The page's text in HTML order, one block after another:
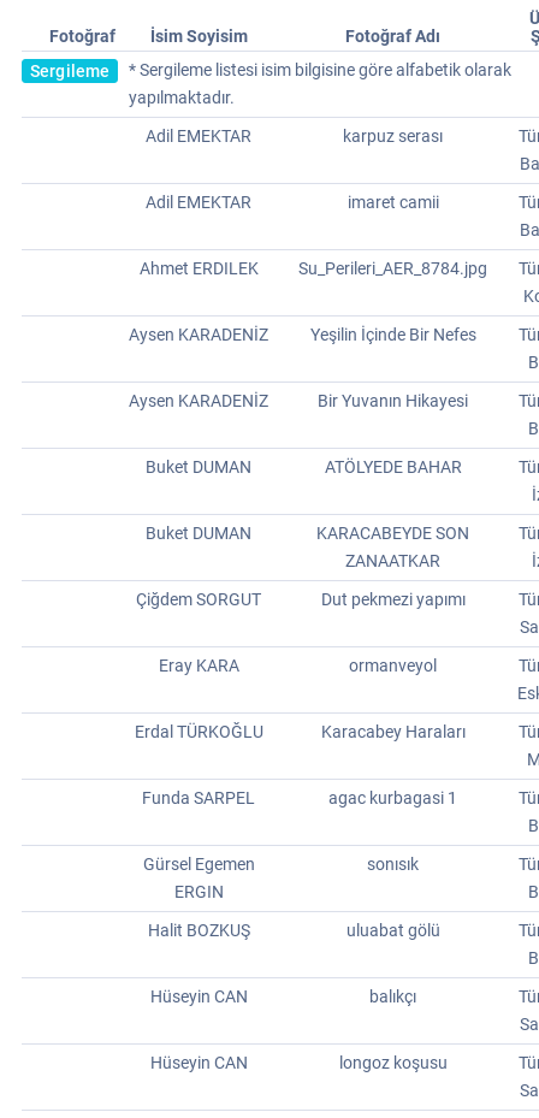
Fotoğraf İsim Soyisim Fotoğraf Adı
Sergileme
* Sergileme listesi isim bilgisine göre alfabetik olarak
yapılmaktadır.
Adil EMEKTAR
karpuz serası
Adil EMEKTAR
imaret camii
Ahmet ERDILEK
Su_Perileri_AER_8784.jpg
Aysen KARADENİZ
Yeşilin İçinde Bir Nefes
Aysen KARADENİZ
Bir Yuvanın Hikayesi
Buket DUMAN
ATÖLYEDE BAHAR
Buket DUMAN
KARACABEYDE SON
ZANAATKAR
Çiğdem SORGUT
Dut pekmezi yapımı
Eray KARA
ormanveyol
Erdal TÜRKOĞLU
Karacabey Haraları
Funda SARPEL
agac kurbagasi 1
Gürsel Egemen
ERGIN
sonısık
Halit BOZKUŞ
uluabat gölü
Hüseyin CAN
balıkçı
Hüseyin CAN
longoz koşusu